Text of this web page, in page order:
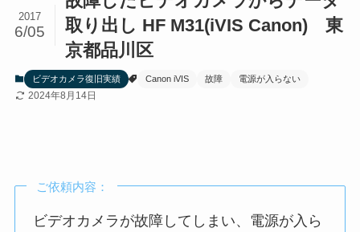
取り出し HF M31(iVIS Canon) 東
京都品川区
2017
6/05
ビデオカメラ復旧実績 Canon iVIS 故障 電源が入らない
2024年8月14日
ご依頼内容 ：
ビデオカメラが故障してしまい、電源が入ら